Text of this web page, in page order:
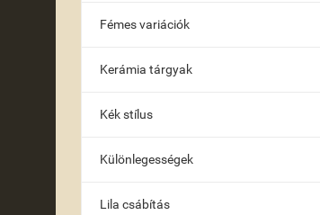
Fémes variációk
Kerámia tárgyak
Kék stílus
Különlegességek
Lila csábítás